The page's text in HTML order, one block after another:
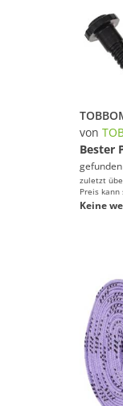
von
Bester
zuletzt
Preis
Keine